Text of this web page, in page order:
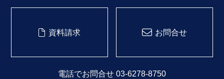
資料請求 お問合せ
電話でお問合せ 03-6278-8750